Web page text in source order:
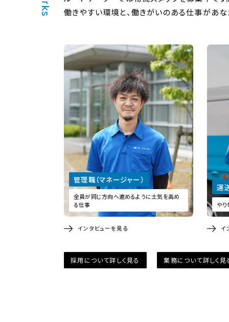
働きやすい環境と、働きがいのある仕事があな
管理職（マネージャー）
全員が同じ方向へ進めるように士気を高め
る仕事
インタビューを見る
運
や
イ
採用について詳しく見る 業務について詳しく見